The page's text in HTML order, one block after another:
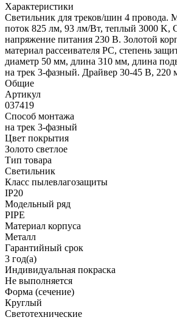
Характеристики
Светильник для треков/шин 4 провода.
поток 825 лм, 93 лм/Вт, теплый 3000 K,
напряжение питания 230 В. Золотой
материал рассеивателя PC, степень
диаметр 50 мм, длина 310 мм, длина
на трек 3-фазный. Драйвер 30-45 В, 220
Общие
Артикул
037419
Способ монтажа
на трек 3-фазный
Цвет покрытия
Золото светлое
Тип товара
Светильник
Класс пылевлагозащиты
IP20
Модельный ряд
PIPE
Материал корпуса
Металл
Гарантийный срок
3 год(а)
Индивидуальная покраска
Не выполняется
Форма (сечение)
Круглый
Светотехнические